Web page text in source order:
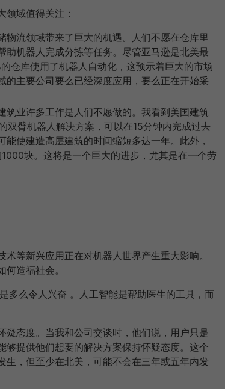
域值得关注：
物流领域带来了巨大的机遇。人们不愿在仓库里
机器人完成分拣等任务。尽管亚马逊是北美最
仓库使用了机器人自动化，这预示着巨大的市场
主要公司要么已经深度应用，要么正在开始采
筑业许多工作是人们不愿做的。我看到美国建筑
臂机器人解决方案，可以在15分钟内完成过去
使建造高层建筑的时间缩短多达一年。此外，
块。这将是一个巨大的进步，尤其是在一个劳
等新兴应用正在对机器人世界产生重大影响。
造福社会。
多么令人兴奋 。人工智能是帮助医生的工具，而
态度。当我和公司交谈时，他们说，用户只是
提供他们想要的解决方案保持怀疑态度。这个
，但至少在北美，可能不会在三年或五年内发